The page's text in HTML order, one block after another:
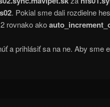
. Pokial sme dali rozdielne
rovnako ako
a prihlásiť sa na ne. Aby sme